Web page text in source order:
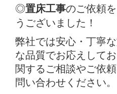
◎置床工事のご依頼
うございました！
弊社では安心・丁寧
な品質でお応えして
関するご相談やご依
問い合わせください。